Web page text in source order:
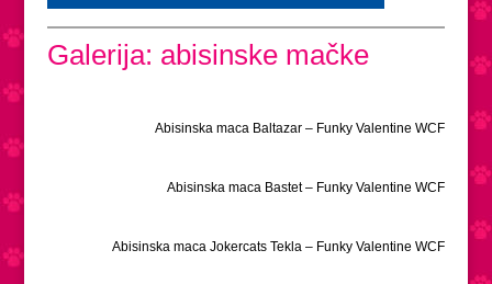
Galerija: abisinske mačke
Abisinska maca Baltazar – Funky Valentine WCF
Abisinska maca Bastet – Funky Valentine WCF
Abisinska maca Jokercats Tekla – Funky Valentine WCF